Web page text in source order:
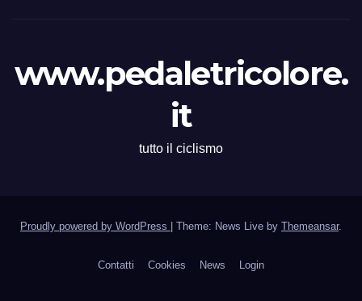
www.pedaletricolore.
it
tutto il ciclismo
Proudly powered by WordPress | Theme: News Live by Themeansar.
Contatti Cookies News Login